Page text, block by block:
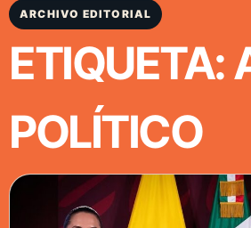
ARCHIVO EDITORIAL
ETIQUETA:
POLÍTICO